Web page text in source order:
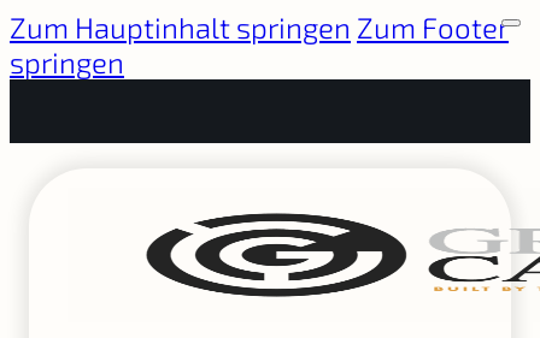
Zum Hauptinhalt springen Zum Footer
springen